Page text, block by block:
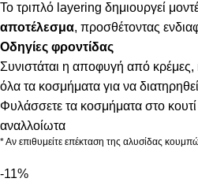
Το τριπλό layering δημιουργεί
αποτέλεσμα, προσθέτοντας
Οδηγίες φροντίδας
Συνιστάται η αποφυγή από κρέμες,
όλα τα κοσμήματα για να
Φυλάσσετε τα κοσμήματα στο
αναλλοίωτα
* Αν επιθυμείτε επέκταση της αλυσίδας
-11%